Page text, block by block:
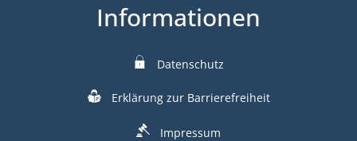
Informationen
Datenschutz
Erklärung zur Barrierefreiheit
Impressum